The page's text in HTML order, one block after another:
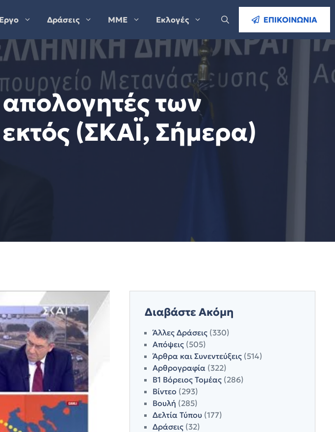
Δράσεις ΜΜΕ Εκλογές ΕΠΙΚΟΙΝΩΝΙΑ
απολογητές των
(ΣΚΑΪ, Σήμερα)
Διαβάστε Ακόμη
Άλλες Δράσεις(330)
Απόψεις(505)
Άρθρα και Συνεντεύξεις(514)
Αρθρογραφία(322)
Β1 Βόρειος Τομέας(286)
Βίντεο (293)
Βουλή (285)
Δελτία Τύπου(177)
Δράσεις(32)